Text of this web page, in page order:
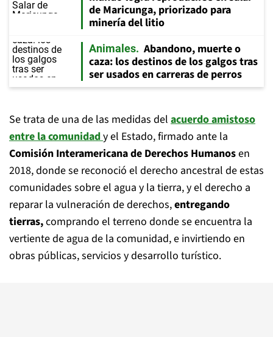
de Maricunga, priorizado para
minería del litio
Animales
Abandono, muerte o
caza: los destinos de los galgos tras
ser usados en carreras de perros
Se trata de una de las medidas del acuerdo amistoso
entre la comunidady el Estado, firmado ante la
Comisión Interamericana de Derechos Humanosen
2018, donde se reconoció el derecho ancestral de estas
comunidades sobre el agua y la tierra, y el derecho a
reparar la vulneración de derechos,entregando
tierras,comprando el terreno donde se encuentra la
vertiente de agua de la comunidad, e invirtiendo en
obras públicas, servicios y desarrollo turístico.